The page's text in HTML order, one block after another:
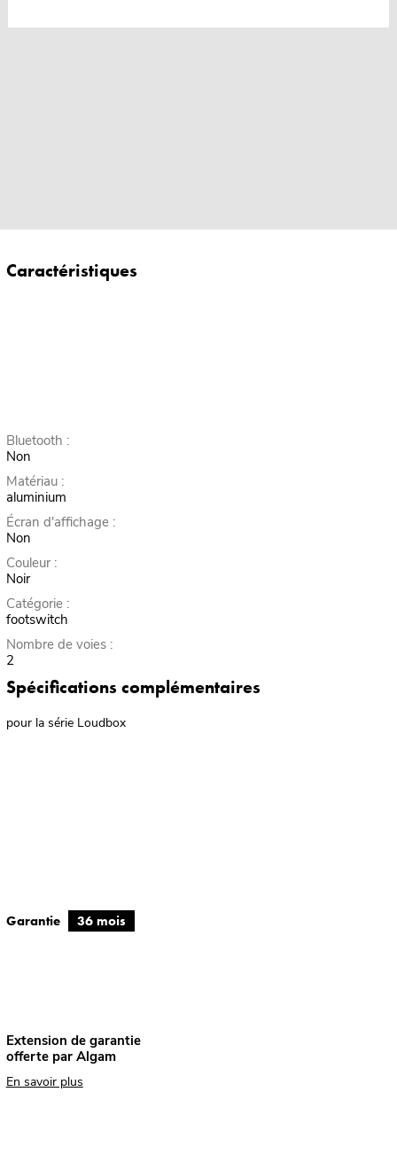
Caractéristiques
Bluetooth :
Non
Matériau :
aluminium
Écran d'affichage :
Non
Couleur :
Noir
Catégorie :
footswitch
Nombre de voies :
2
Spécifications complémentaires
pour la série Loudbox
Garantie 36 mois
Extension de garantie
offerte par Algam
En savoir plus